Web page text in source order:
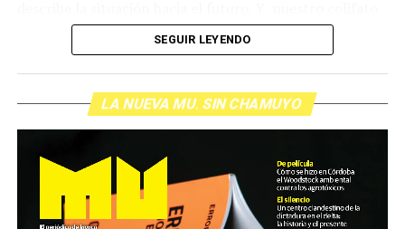
de cabecera Hugo López va a dar una definición
inolvidable sobre los normales y los anormales. Como
siempre, Pablo Marchetti que llega con música y con El
grito pelado.(Escuchá el programa completo)
Descargar los archivos de audio:Bloque 1/Bloque 2
Foto: Nacho Yuchark
SEGUIR LEYENDO
LA NUEVA MU. SIN CHAMUYO